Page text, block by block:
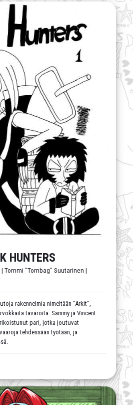
HUNTERS
| Tommi "Tombag" Suutarinen |
rakennelmia nimeltään ”Arkit”,
tavaroita. Sammy ja Vincent
pari, jotka joutuvat
tehdessään työtään, ja